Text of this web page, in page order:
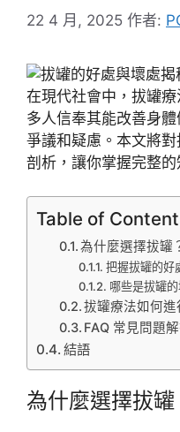
22 4 月, 2025 作者:
在現代社會中，拔罐
多人信奉其能改善身
爭議和疑慮。本文將
剖析，讓你掌握完整的
Table of
為什麼選擇拔罐
把握拔罐的好
哪些是拔罐的
拔罐療法如何進
FAQ 常見問題
結語
為什麼選擇拔罐